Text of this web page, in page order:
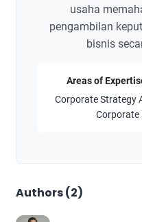
usaha
pengambilan
bisnis
Areas of
Corporate Strategy
Corporate
Authors (2)